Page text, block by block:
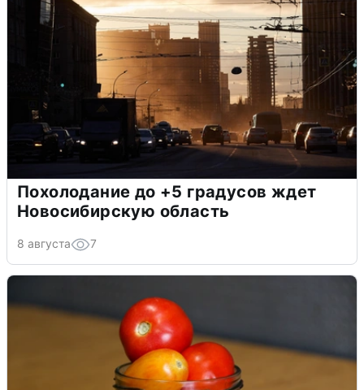
Похолодание до +5 градусов ждет
Новосибирскую область
8 августа 7